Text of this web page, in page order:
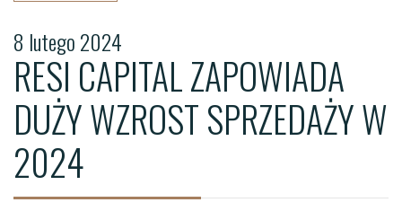
RESI CAPITAL ZAPOWIADA
DUŻY WZROST SPRZEDAŻY W
2024
8 lutego 2024